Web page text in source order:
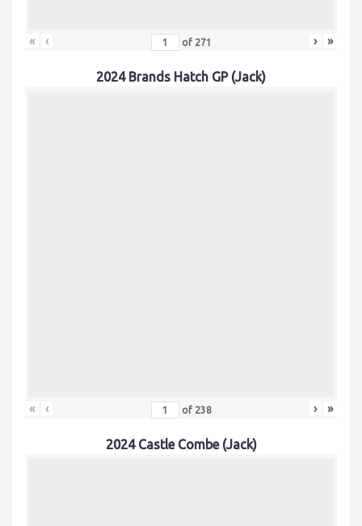
« ‹ of 271 › »
2024 Brands Hatch GP (Jack)
« ‹ of 238 › »
2024 Castle Combe (Jack)